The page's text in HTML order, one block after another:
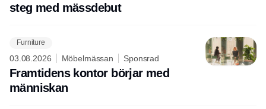
steg med mässdebut
Furniture
03.08.2026 Möbelmässan Sponsrad
Framtidens kontor börjar med
människan